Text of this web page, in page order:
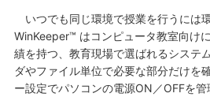
いつでも同じ環境で授業を行うには
WinKeeper™ はコンピュータ教室向け
績を持つ、教育現場で選ばれるシステ
ダやファイル単位で必要な部分だけを
ー設定でパソコンの電源ON／OFFを